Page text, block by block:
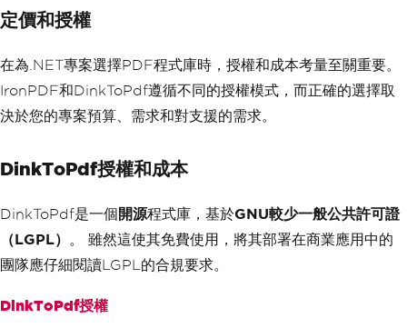
FooterSettings
=
{
Right
= "Page [page] of [toPage]"
Fon
tSize
}
};
        converter
.Convert( doc);
}
定價和授權
在為.NET專案選擇PDF程式庫時，授權和成本考量至關重要。
IronPDF和DinkToPdf遵循不同的授權模式，而正確的選擇取
決於您的專案預算、需求和對支援的需求。
DinkToPdf授權和成本
DinkToPdf是一個開源程式庫，基於GNU較少一般公共許可證
（LGPL）
。 雖然這使其免費使用，將其部署在商業應用中的
團隊應仔細閱讀LGPL的合規要求。
DinkToPdf授權